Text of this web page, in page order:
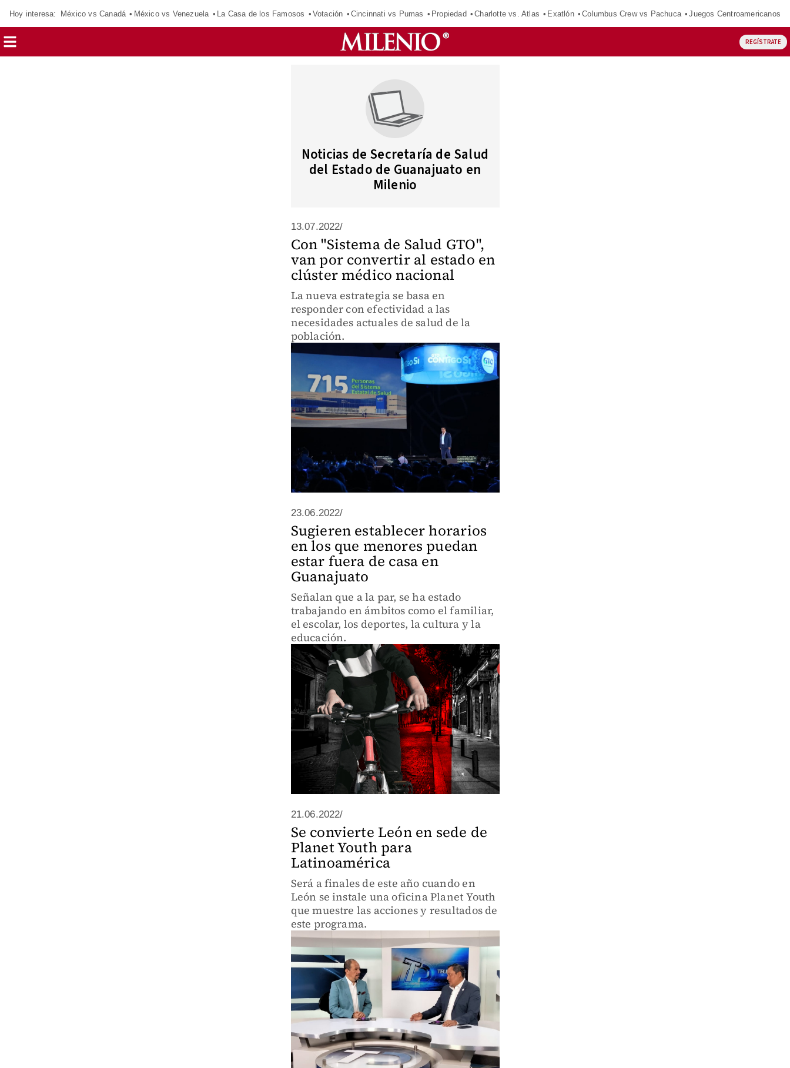
Hoy interesa: México vs Canadá México vs Venezuela La Casa de los Famosos Votación Cincinnati vs Pumas Propiedad Charlotte vs. Atlas Exatlón Columbus Crew vs Pachuca Juegos Centroamericanos
REGÍSTRATE
Noticias de Secretaría de Salud
del Estado de Guanajuato en
Milenio
13.07.2022/
Con "Sistema de Salud GTO",
van por convertir al estado en
clúster médico nacional
La nueva estrategia se basa en
responder con efectividad a las
necesidades actuales de salud de la
población.
23.06.2022/
Sugieren establecer horarios
en los que menores puedan
estar fuera de casa en
Guanajuato
Señalan que a la par, se ha estado
trabajando en ámbitos como el familiar,
el escolar, los deportes, la cultura y la
educación.
21.06.2022/
Se convierte León en sede de
Planet Youth para
Latinoamérica
Será a finales de este año cuando en
León se instale una oficina Planet Youth
que muestre las acciones y resultados de
este programa.